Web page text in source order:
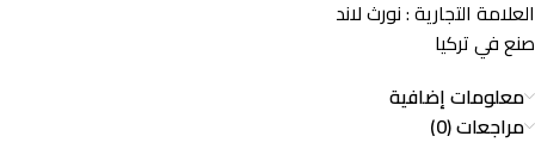
العلامة التجارية : نورث لاند
صنع في تركيا
معلومات إضافية
مراجعات (0)